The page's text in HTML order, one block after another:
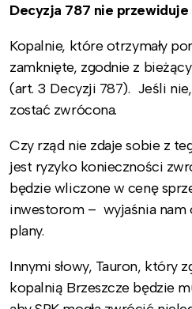
Decyzja 787 nie
Kopalnie, które otrzymały
zamknięte, zgodnie z
(art. 3 Decyzji 787). Jeśli
zostać zwrócona.
Czy rząd nie zdaje sobie z
jest ryzyko konieczności
będzie wliczone w cenę
inwestorom – wyjaśnia nam
plany.
Innymi słowy, Tauron, który
kopalnią Brzeszcze będzie